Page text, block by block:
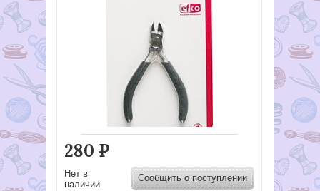
280 Р
Нет в
наличии
Сообщить о поступлении